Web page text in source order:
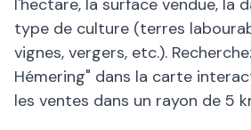
l'hectare, la surface vendue, la
type de culture (terres
vignes, vergers, etc.).
Hémering" dans la carte
les ventes dans un rayon de 5